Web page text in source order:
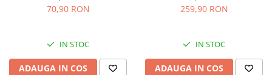
70,90 RON
IN STOC
ADAUGA IN COS
Afisaj LCD, Tehnologie cu ioni
259,90 RON
IN STOC
ADAUGA IN COS